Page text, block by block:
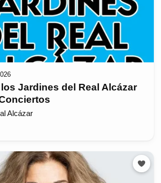
Jardines del Real Alcázar
Alcázar